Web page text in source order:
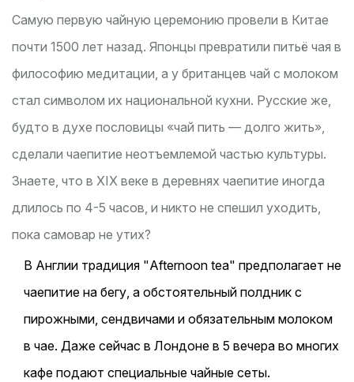
Самую первую чайную церемонию провели в Китае
почти 1500 лет назад. Японцы превратили питьё чая в
философию медитации, а у британцев чай с молоком
стал символом их национальной кухни. Русские же,
будто в духе пословицы «чай пить — долго жить»,
сделали чаепитие неотъемлемой частью культуры.
Знаете, что в XIX веке в деревнях чаепитие иногда
длилось по 4-5 часов, и никто не спешил уходить,
пока самовар не утих?
В Англии традиция "Afternoon tea" предполагает не
чаепитие на бегу, а обстоятельный полдник с
пирожными, сендвичами и обязательным молоком
в чае. Даже сейчас в Лондоне в 5 вечера во многих
кафе подают специальные чайные сеты.